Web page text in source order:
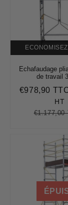
ECONOMISEZ
Echafaudage
de travail
Prix
€978,90
HT
Prix
€1.177,00